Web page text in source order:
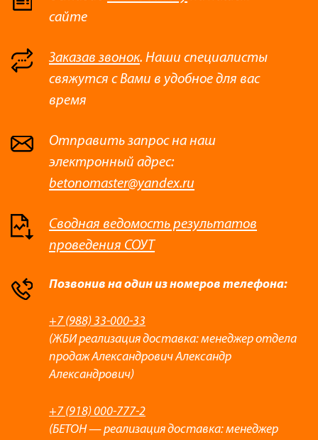
сайте
Заказав звонок. Наши специалисты
свяжутся с Вами в удобное для вас
время
Отправить запрос на наш
электронный адрес:
betonomaster@yandex.ru
Сводная ведомость результатов
проведения СОУТ
Позвонив на один из номеров телефона:
+7 (988) 33-000-33
(ЖБИ реализация доставка: менеджер отдела
продаж Александрович Александр
Александрович)
+7 (918) 000-777-2
(БЕТОН — реализация доставка: менеджер